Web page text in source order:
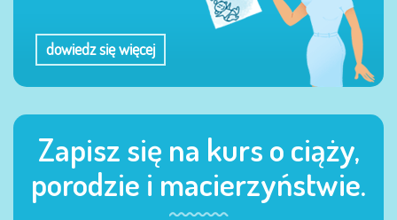
dowiedz się więcej
Zapisz się na kurs o ciąży,
porodzie i macierzyństwie.